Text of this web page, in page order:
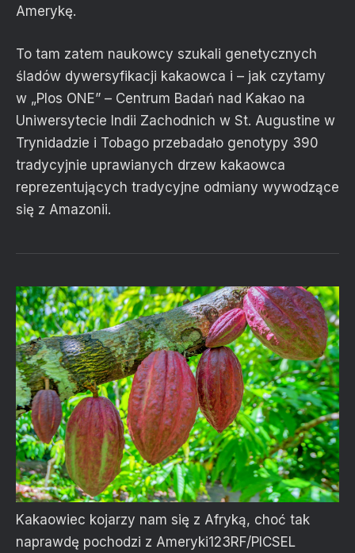
Amerykę.
To tam zatem naukowcy szukali genetycznych
śladów dywersyfikacji kakaowca i – jak czytamy
w „Plos ONE” – Centrum Badań nad Kakao na
Uniwersytecie Indii Zachodnich w St. Augustine w
Trynidadzie i Tobago przebadało genotypy 390
tradycyjnie uprawianych drzew kakaowca
reprezentujących tradycyjne odmiany wywodzące
się z Amazonii.
Kakaowiec kojarzy nam się z Afryką, choć tak
naprawdę pochodzi z Ameryki123RF/PICSEL